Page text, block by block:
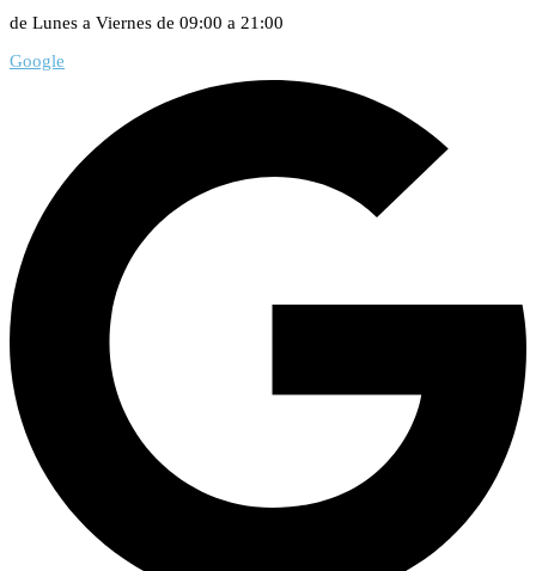
de Lunes a Viernes de 09:00 a 21:00
Google